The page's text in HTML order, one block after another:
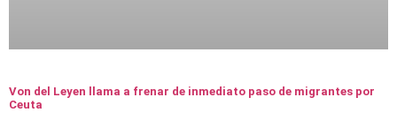
Von del Leyen llama a frenar de inmediato paso de migrantes por
Ceuta